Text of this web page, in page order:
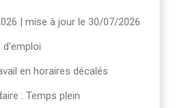
| mise à jour le 30/07/2026
d'emploi
en horaires décalés
: Temps plein